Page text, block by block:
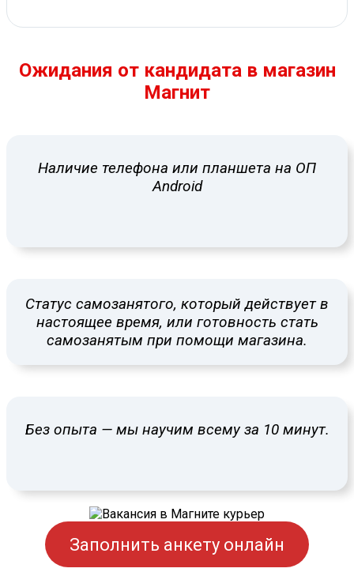
Ожидания от кандидата в магазин
Магнит
Наличие телефона или планшета на ОП
Android
Статус самозанятого, который действует в
настоящее время, или готовность стать
самозанятым при помощи магазина.
Без опыта — мы научим всему за 10 минут.
Заполнить анкету онлайн